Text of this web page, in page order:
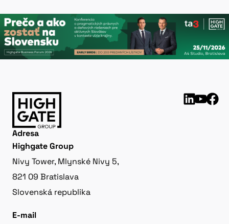
Adresa
Highgate Group
Nivy Tower, Mlynské Nivy 5,
821 09 Bratislava
Slovenská republika
E-mail